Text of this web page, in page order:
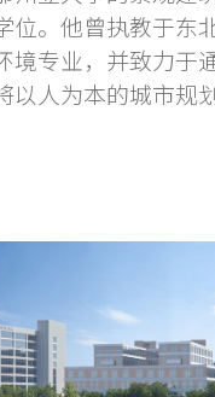
位。他曾执教于东
境专业，并致力于
以人为本的城市规